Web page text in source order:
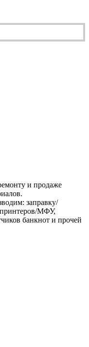
и продаже
заправку/
принтеров/МФУ,
банкнот и прочей